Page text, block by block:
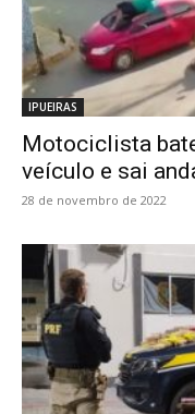
IPUEIRAS
Motociclista
veículo e sai
28 de novembro de 2022